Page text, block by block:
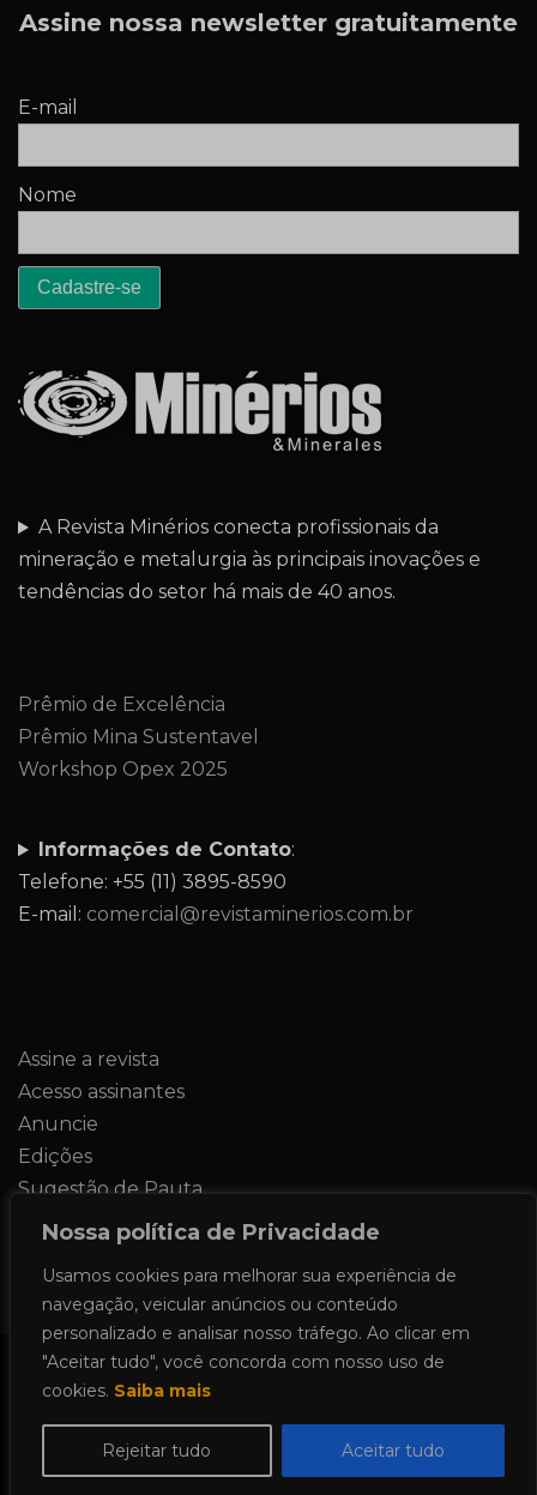
Nossa política de Privacidade
Usamos cookies para melhorar sua experiência de
navegação, veicular anúncios ou conteúdo
personalizado e analisar nosso tráfego. Ao clicar em
"Aceitar tudo", você concorda com nosso uso de
cookies. Saiba mais
Rejeitar tudo Aceitar tudo
Assine nossa newsletter gratuitamente
E-mail
Nome
A Revista Minérios conecta profissionais da
mineração e metalurgia às principais inovações e
tendências do setor há mais de 40 anos.
Prêmio de Excelência
Prêmio Mina Sustentavel
Workshop Opex 2025
Informações de Contato:
Telefone: +55 (11) 3895-8590
E-mail: comercial@revistaminerios.com.br
Assine a revista
Acesso assinantes
Anuncie
Edições
Sugestão de Pauta
Contato
Todos os direitos reservados 2024.
Allure News by
Candid Themes.